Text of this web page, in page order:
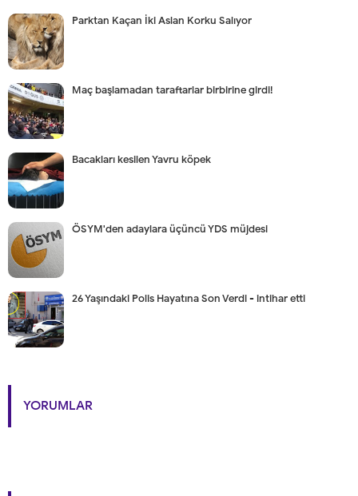
Parktan Kaçan İki Aslan Korku Salıyor
Maç başlamadan taraftarlar birbirine girdi!
Bacakları kesilen Yavru köpek
ÖSYM'den adaylara üçüncü YDS müjdesi
26 Yaşındaki Polis Hayatına Son Verdi - intihar etti
YORUMLAR